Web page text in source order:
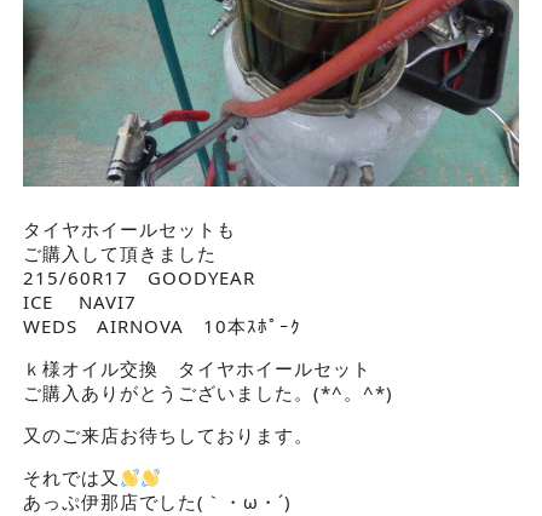
タイヤホイールセットも
ご購入して頂きました
215/60R17 GOODYEAR
ICE NAVI7
WEDS AIRNOVA 10本ｽﾎﾟｰｸ
ｋ様オイル交換 タイヤホイールセット
ご購入ありがとうございました。(*^。^*)
又のご来店お待ちしております。
それでは又
あっぷ伊那店でした(｀・ω・´)ゞ